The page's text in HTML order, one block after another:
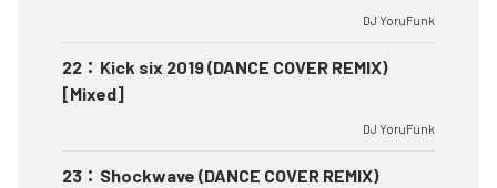
DJ YoruFunk
22 ： Kick six 2019 (DANCE COVER REMIX)
[Mixed]
DJ YoruFunk
23 ： Shockwave (DANCE COVER REMIX)